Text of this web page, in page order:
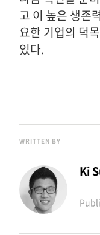
고 이 높은 생존
요한 기업의 덕
있다.
WRITTEN BY
Ki